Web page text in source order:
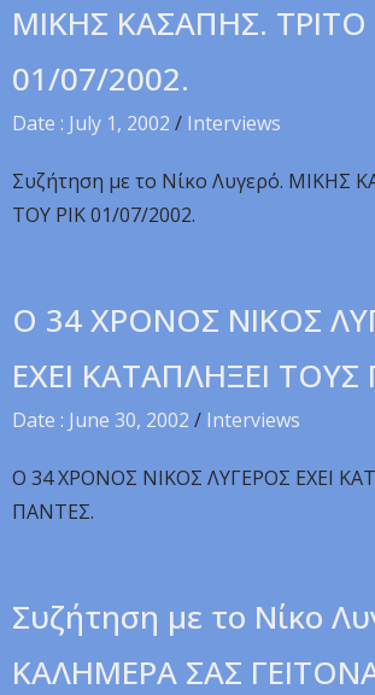
MIKHΣ KAΣAΠHΣ. TPITO
01/07/2002.
Date : July 1, 2002 / Interviews
Συζήτηση με το Νίκο Λυγερό. MIKHΣ
TOY PIK 01/07/2002.
O 34 XPONOΣ NIKOΣ
EXEI KATAΠΛHΞEI TOYΣ
Date : June 30, 2002 / Interviews
O 34 XPONOΣ NIKOΣ ΛYΓEPOΣ EXEI
ΠANTEΣ.
Συζήτηση με το Νίκο
KAΛHMEPA ΣAΣ